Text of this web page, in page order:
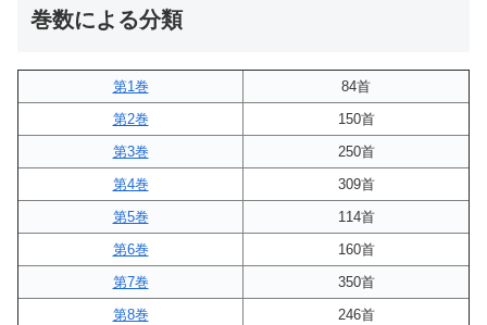
巻数による分類
第1巻
84首
第2巻
150首
第3巻
250首
第4巻
309首
第5巻
114首
第6巻
160首
第7巻
350首
第8巻
246首